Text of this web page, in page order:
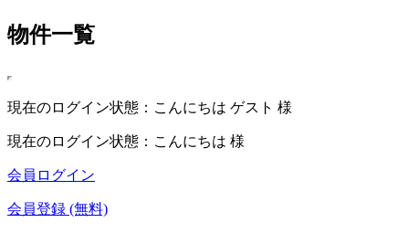
物件一覧
現在のログイン状態：こんにちは ゲスト 様
現在のログイン状態：こんにちは 様
会員ログイン
会員登録 (無料)